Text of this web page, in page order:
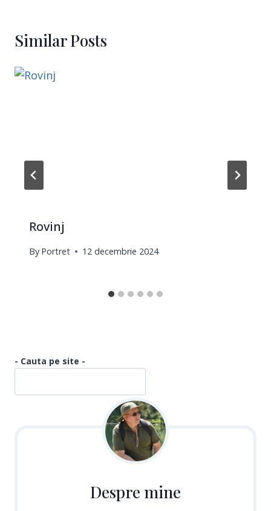
Similar Posts
Rovinj
By Portret 12 decembrie 2024
- Cauta pe site -
Despre mine